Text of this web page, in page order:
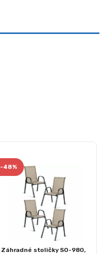
-48%
Záhradné stoličky SO-980,